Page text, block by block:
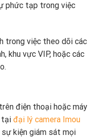
phức tạp trong việc
trong việc theo dõi các
khu vực VIP, hoặc các
điện thoại hoặc máy
tại đại lý camera Imou
kiện giám sát mọi